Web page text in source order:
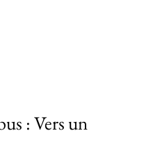
: Vers un